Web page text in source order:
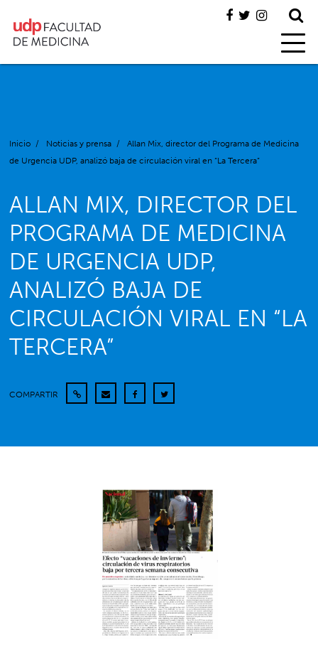
Inicio / Noticias y prensa /
Allan Mix, director del Programa de Medicina
de Urgencia UDP, analizó baja de circulación viral en “La Tercera”
ALLAN MIX, DIRECTOR DEL
PROGRAMA DE MEDICINA
DE URGENCIA UDP,
ANALIZÓ BAJA DE
CIRCULACIÓN VIRAL EN “LA
TERCERA”
COMPARTIR